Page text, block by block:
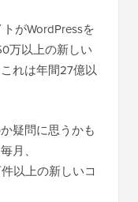
がWordPressを
万以上の新しい
れは年間27億以
疑問に思うかも
月、
以上の新しいコ